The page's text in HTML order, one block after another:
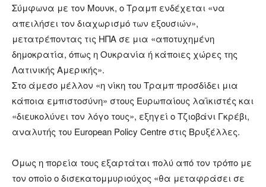
Σύμφωνα με τον Μουνκ, ο Τραμπ ενδέχεται «να
απειλήσει τον διαχωρισμό των εξουσιών»,
μετατρέποντας τις ΗΠΑ σε μια «αποτυχημένη
δημοκρατία, όπως η Ουκρανία ή κάποιες χώρες της
Λατινικής Αμερικής».
Στο άμεσο μέλλον «η νίκη του Τραμπ προσδίδει μια
κάποια εμπιστοσύνη» στους Ευρωπαίους λαϊκιστές και
«διευκολύνει τον λόγο τους», εξηγεί ο Τζιοβάνι Γκρέβι,
αναλυτής του European Policy Centre στις Βρυξέλλες.
Όμως η πορεία τους εξαρτάται πολύ από τον τρόπο με
τον οποίο ο δισεκατομμυριούχος «θα μεταφράσει σε